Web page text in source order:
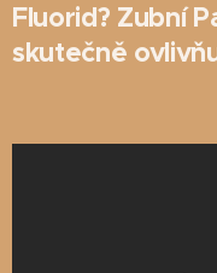
Fluorid? Zubní
skutečně